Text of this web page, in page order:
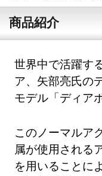
商品紹介
世界中で活躍す
ア、矢部亮氏の
モデル「ディア
このノーマルア
属が使用される
を用いることに